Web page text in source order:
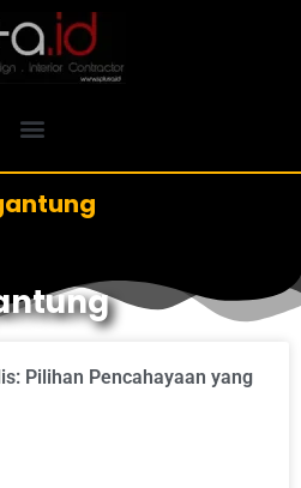
Pilihan Pencahayaan yang